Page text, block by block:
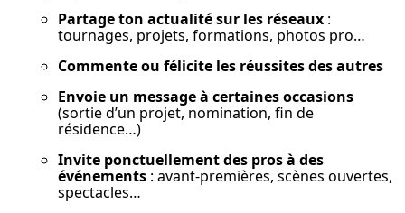
Partage ton actualité sur les réseaux :
tournages, projets, formations, photos pro…
Commente ou félicite les réussites des autres
Envoie un message à certaines occasions
(sortie d’un projet, nomination, fin de
résidence…)
Invite ponctuellement des pros à des
événements : avant-premières, scènes ouvertes,
spectacles…